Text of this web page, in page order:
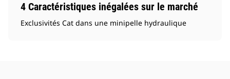
4 Caractéristiques inégalées sur le marché
Exclusivités Cat dans une minipelle hydraulique